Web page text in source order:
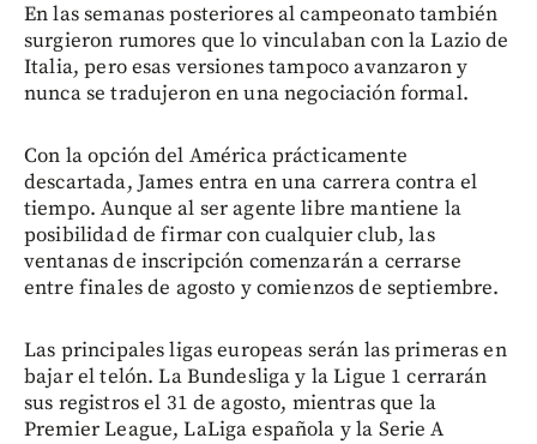
En las semanas posteriores al campeonato también
surgieron rumores que lo vinculaban con la Lazio de
Italia, pero esas versiones tampoco avanzaron y
nunca se tradujeron en una negociación formal.
Con la opción del América prácticamente
descartada, James entra en una carrera contra el
tiempo. Aunque al ser agente libre mantiene la
posibilidad de firmar con cualquier club, las
ventanas de inscripción comenzarán a cerrarse
entre finales de agosto y comienzos de septiembre.
Las principales ligas europeas serán las primeras en
bajar el telón. La Bundesliga y la Ligue 1 cerrarán
sus registros el 31 de agosto, mientras que la
Premier League, LaLiga española y la Serie A